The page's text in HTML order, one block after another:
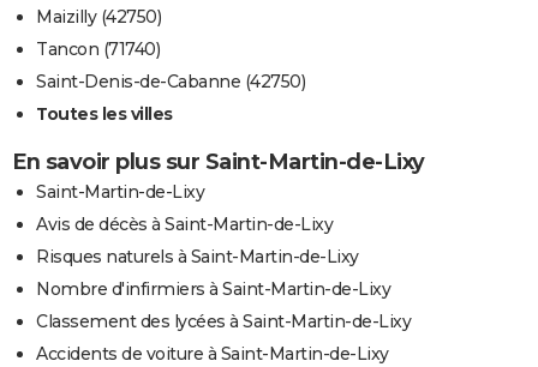
Maizilly (42750)
Tancon (71740)
Saint-Denis-de-Cabanne (42750)
Toutes les villes
En savoir plus sur Saint-Martin-de-Lixy
Saint-Martin-de-Lixy
Avis de décès à Saint-Martin-de-Lixy
Risques naturels à Saint-Martin-de-Lixy
Nombre d'infirmiers à Saint-Martin-de-Lixy
Classement des lycées à Saint-Martin-de-Lixy
Accidents de voiture à Saint-Martin-de-Lixy